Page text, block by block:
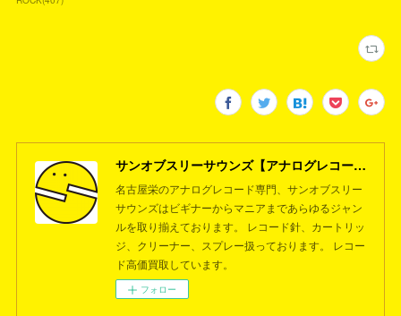
サンオブスリーサウンズ【アナログレコード専門店】名古屋栄
名古屋栄のアナログレコード専門、サンオブスリー
サウンズはビギナーからマニアまであらゆるジャン
ルを取り揃えております。 レコード針、カートリッ
ジ、クリーナー、スプレー扱っております。 レコー
ド高価買取しています。
フォロー